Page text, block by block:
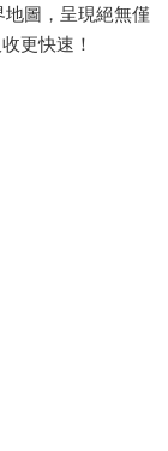
圖，呈現絕無僅
更快速！